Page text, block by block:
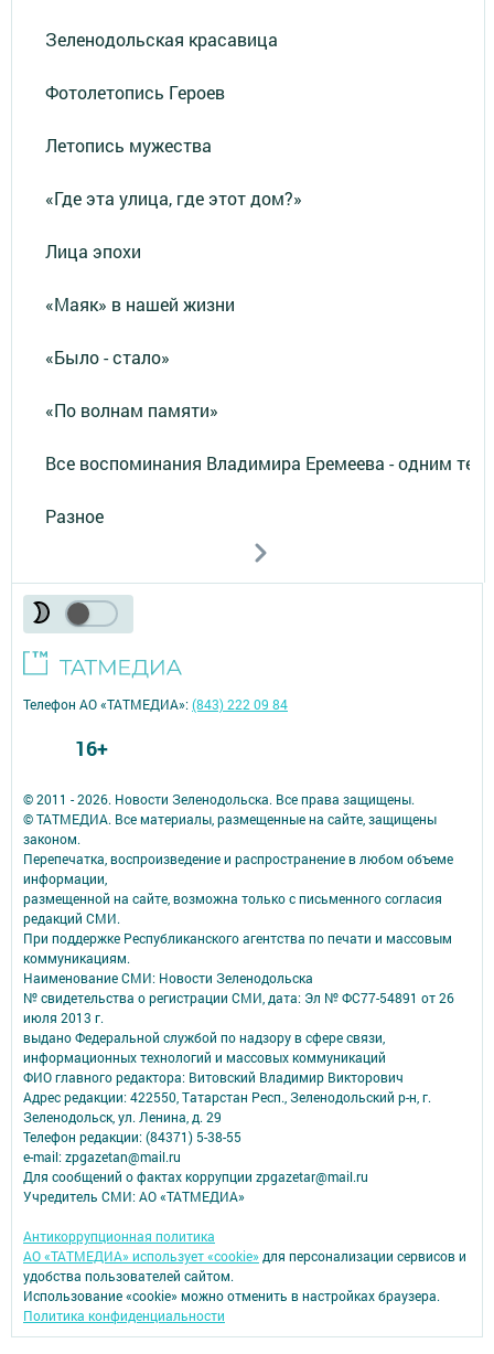
Зеленодольская красавица
Фотолетопись Героев
Летопись мужества
«Где эта улица, где этот дом?»
Лица эпохи
«Маяк» в нашей жизни
«Было - стало»
«По волнам памяти»
Все воспоминания Владимира Еремеева - одним
Разное
© 2011 - 2026. Новости Зеленодольска. Все права защищены.
© ТАТМЕДИА. Все материалы, размещенные на сайте, защищены
законом.
Перепечатка, воспроизведение и распространение в любом объеме
информации,
размещенной на сайте, возможна только с письменного согласия
редакций СМИ.
При поддержке Республиканского агентства по печати и массовым
коммуникациям.
Наименование СМИ: Новости Зеленодольска
№ свидетельства о регистрации СМИ, дата: Эл № ФС77-54891 от 26
июля 2013 г.
выдано Федеральной службой по надзору в сфере связи,
информационных технологий и массовых коммуникаций
ФИО главного редактора: Витовский Владимир Викторович
Адрес редакции: 422550, Татарстан Респ., Зеленодольский р-н, г.
Зеленодольск, ул. Ленина, д. 29
Телефон редакции: (84371) 5-38-55
e-mail: zpgazetan@mail.ru
Для сообщений о фактах коррупции zpgazetar@mail.ru
Учредитель СМИ: АО «ТАТМЕДИА»
Антикоррупционная политика
АО «ТАТМЕДИА» использует «cookie» для персонализации сервисов и
удобства пользователей сайтом.
Использование «cookie» можно отменить в настройках браузера.
Политика конфиденциальности
Телефон АО «ТАТМЕДИА»:(843) 222 09 84
16+